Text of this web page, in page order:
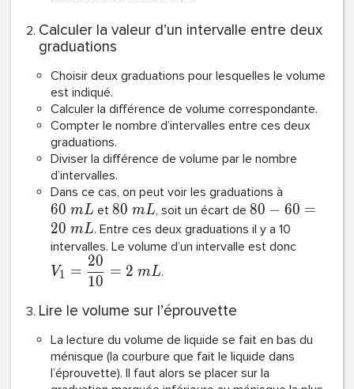
Calculer la valeur d’un intervalle entre deux
graduations
Choisir deux graduations pour lesquelles le volume
est indiqué.
Calculer la différence de volume correspondante.
Compter le nombre d’intervalles entre ces deux
graduations.
Diviser la différence de volume par le nombre
d’intervalles.
Dans ce cas, on peut voir les graduations à
60 mL et 80 mL, soit un écart de 80 − 60 =
20 mL. Entre ces deux graduations il y a 10
intervalles. Le volume d’un intervalle est donc
V1 =
10
20
= 2 mL.
Lire le volume sur l’éprouvette
La lecture du volume de liquide se fait en bas du
ménisque (la courbure que fait le liquide dans
l’éprouvette). Il faut alors se placer sur la